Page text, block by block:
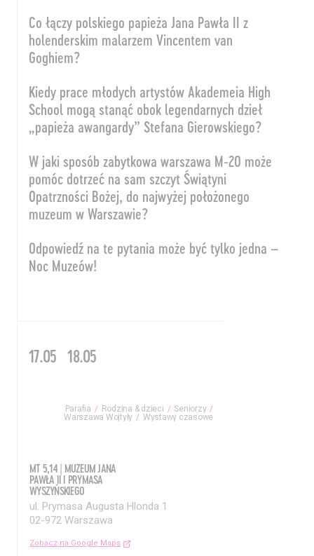
Co łączy polskiego papieża Jana Pawła II z
holenderskim malarzem Vincentem van
Goghiem?
Kiedy prace młodych artystów Akademeia High
School mogą stanąć obok legendarnych dzieł
„papieża awangardy” Stefana Gierowskiego?
W jaki sposób zabytkowa warszawa M-20 może
pomóc dotrzeć na sam szczyt Świątyni
Opatrzności Bożej, do najwyżej położonego
muzeum w Warszawie?
Odpowiedź na te pytania może być tylko jedna –
Noc Muzeów!
17.05 18.05
Parafia Rodzina & dzieci
Seniorzy
Warszawa Wojtyły
Wystawy czasowe
MT 5,14 | MUZEUM JANA
PAWŁA II I PRYMASA
WYSZYŃSKIEGO
ul. Prymasa Augusta Hlonda 1
02-972 Warszawa
Zobacz na Google Maps